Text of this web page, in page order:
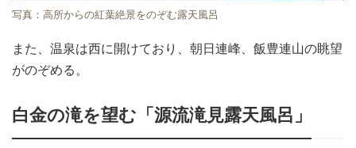
写真：高所からの紅葉絶景をのぞむ露天風呂
また、温泉は西に開けており、朝日連峰、飯豊連山の眺望
がのぞめる。
白金の滝を望む「源流滝見露天風呂」